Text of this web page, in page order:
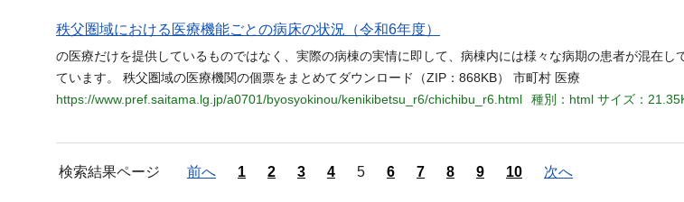
秩父圏域における医療機能ごとの病床の状況（令和6年度）
の医療だけを提供しているものではなく、実際の病棟の実情に即して、病棟内には様々な病期の患者が混在し
ています。 秩父圏域の医療機関の個票をまとめてダウンロード（ZIP：868KB） 市町村 医療
https://www.pref.saitama.lg.jp/a0701/byosyokinou/kenikibetsu_r6/chichibu_r6.html
種別：html サイズ：
検索結果ページ 前へ 1 2 3 4 5 6 7 8 9 10 次へ